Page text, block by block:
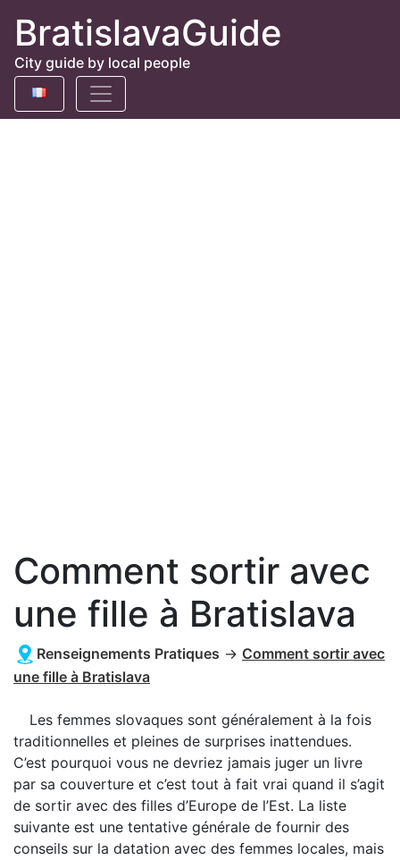
BratislavaGuide
City guide by local people
Comment sortir avec
une fille à Bratislava
Renseignements Pratiques → Comment sortir avec
une fille à Bratislava
Les femmes slovaques sont généralement à la fois
traditionnelles et pleines de surprises inattendues.
C’est pourquoi vous ne devriez jamais juger un livre
par sa couverture et c’est tout à fait vrai quand il s’agit
de sortir avec des filles d’Europe de l’Est. La liste
suivante est une tentative générale de fournir des
conseils sur la datation avec des femmes locales, mais